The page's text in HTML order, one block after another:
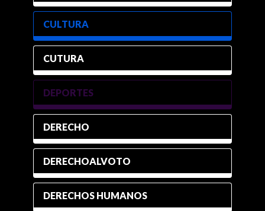
CULTURA
CUTURA
DEPORTES
DERECHO
DERECHOALVOTO
DERECHOS HUMANOS